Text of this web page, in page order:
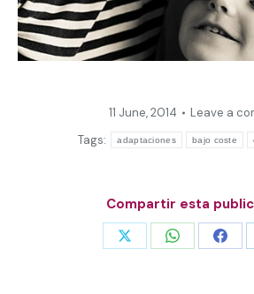
11 June, 2014
Leave a
Tags:
adaptaciones bajo coste
Compartir esta
Share Share